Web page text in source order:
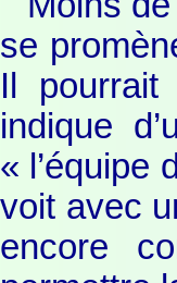
se
Il pourrait
indique
« l’équipe
voit avec
encore